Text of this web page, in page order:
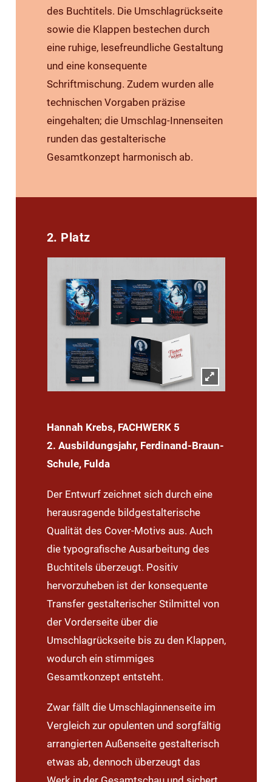
des Buchtitels. Die Umschlagrückseite
sowie die Klappen bestechen durch
eine ruhige, lesefreundliche Gestaltung
und eine konsequente
Schriftmischung. Zudem wurden alle
technischen Vorgaben präzise
eingehalten; die Umschlag-Innenseiten
runden das gestalterische
Gesamtkonzept harmonisch ab.
2. Platz
Hannah Krebs, FACHWERK 5
2. Ausbildungsjahr, Ferdinand-Braun-
Schule, Fulda
Der Entwurf zeichnet sich durch eine
herausragende bildgestalterische
Qualität des Cover-Motivs aus. Auch
die typografische Ausarbeitung des
Buchtitels überzeugt. Positiv
hervorzuheben ist der konsequente
Transfer gestalterischer Stilmittel von
der Vorderseite über die
Umschlagrückseite bis zu den Klappen,
wodurch ein stimmiges
Gesamtkonzept entsteht.
Zwar fällt die Umschlaginnenseite im
Vergleich zur opulenten und sorgfältig
arrangierten Außenseite gestalterisch
etwas ab, dennoch überzeugt das